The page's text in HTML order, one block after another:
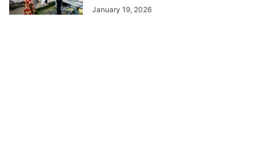
January 19, 2026